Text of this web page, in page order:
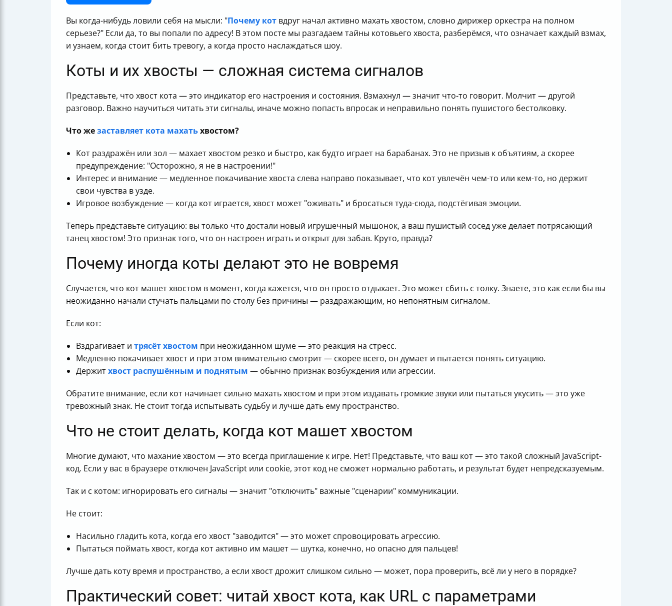
Вы когда-нибудь ловили себя на мысли: "Почему кот вдруг начал активно махать хвостом, словно дирижер оркестра на полном
серьезе?" Если да, то вы попали по адресу! В этом посте мы разгадаем тайны котовьего хвоста, разберёмся, что означает каждый взмах,
и узнаем, когда стоит бить тревогу, а когда просто наслаждаться шоу.
Коты и их хвосты — сложная система сигналов
Представьте, что хвост кота — это индикатор его настроения и состояния. Взмахнул — значит что-то говорит. Молчит — другой
разговор. Важно научиться читать эти сигналы, иначе можно попасть впросак и неправильно понять пушистого бестолковку.
Что жезаставляет кота махатьхвостом?
Кот раздражён или зол — махает хвостом резко и быстро, как будто играет на барабанах. Это не призыв к объятиям, а скорее
предупреждение: "Осторожно, я не в настроении!"
Интерес и внимание — медленное покачивание хвоста слева направо показывает, что кот увлечён чем-то или кем-то, но держит
свои чувства в узде.
Игровое возбуждение — когда кот играется, хвост может "оживать" и бросаться туда-сюда, подстёгивая эмоции.
Теперь представьте ситуацию: вы только что достали новый игрушечный мышонок, а ваш пушистый сосед уже делает потрясающий
танец хвостом! Это признак того, что он настроен играть и открыт для забав. Круто, правда?
Почему иногда коты делают это не вовремя
Случается, что кот машет хвостом в момент, когда кажется, что он просто отдыхает. Это может сбить с толку. Знаете, это как если бы вы
неожиданно начали стучать пальцами по столу без причины — раздражающим, но непонятным сигналом.
Если кот:
Вздрагивает и трясёт хвостом при неожиданном шуме — это реакция на стресс.
Медленно покачивает хвост и при этом внимательно смотрит — скорее всего, он думает и пытается понять ситуацию.
Держитхвост распушённым и поднятым — обычно признак возбуждения или агрессии.
Обратите внимание, если кот начинает сильно махать хвостом и при этом издавать громкие звуки или пытаться укусить — это уже
тревожный знак. Не стоит тогда испытывать судьбу и лучше дать ему пространство.
Что не стоит делать, когда кот машет хвостом
Многие думают, что махание хвостом — это всегда приглашение к игре. Нет! Представьте, что ваш кот — это такой сложный JavaScript-
код. Если у вас в браузере отключен JavaScript или cookie, этот код не сможет нормально работать, и результат будет непредсказуемым.
Так и с котом: игнорировать его сигналы — значит "отключить" важные "сценарии" коммуникации.
Не стоит:
Насильно гладить кота, когда его хвост "заводится" — это может спровоцировать агрессию.
Пытаться поймать хвост, когда кот активно им машет — шутка, конечно, но опасно для пальцев!
Лучше дать коту время и пространство, а если хвост дрожит слишком сильно — может, пора проверить, всё ли у него в порядке?
Практический совет: читай хвост кота, как URL с параметрами